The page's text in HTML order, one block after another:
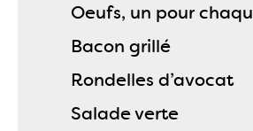
Oeufs, un pour
Bacon grillé
Rondelles d’avocat
Salade verte